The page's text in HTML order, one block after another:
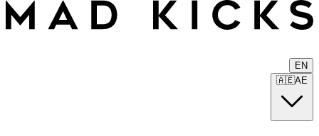
EN
🇦🇪AE